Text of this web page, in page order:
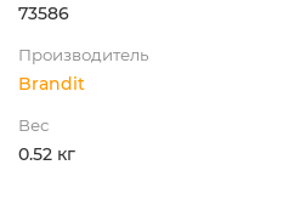
73586
Производитель
Brandit
Вес
0.52 кг